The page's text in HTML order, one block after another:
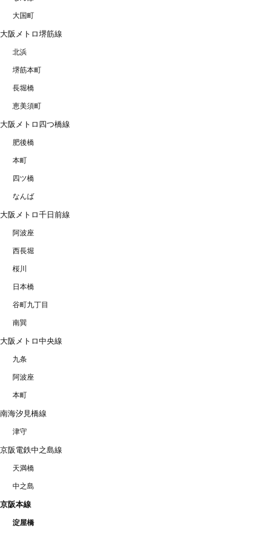
大国町
大阪メトロ堺筋線
北浜
堺筋本町
長堀橋
恵美須町
大阪メトロ四つ橋線
肥後橋
本町
四ツ橋
なんば
大阪メトロ千日前線
阿波座
西長堀
桜川
日本橋
谷町九丁目
南巽
大阪メトロ中央線
九条
阿波座
本町
南海汐見橋線
津守
京阪電鉄中之島線
天満橋
中之島
京阪本線
淀屋橋